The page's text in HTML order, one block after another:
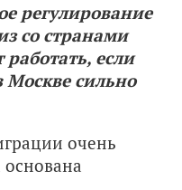
регулирование
со странами
если
Москве сильно
очень